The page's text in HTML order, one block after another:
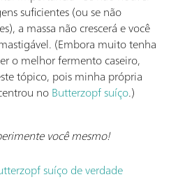
suficientes (ou se não
a massa não crescerá e você
(Embora muito tenha
o melhor fermento caseiro,
tópico, pois minha própria
noButterzopf suíço.)
você mesmo!
suíço de verdade